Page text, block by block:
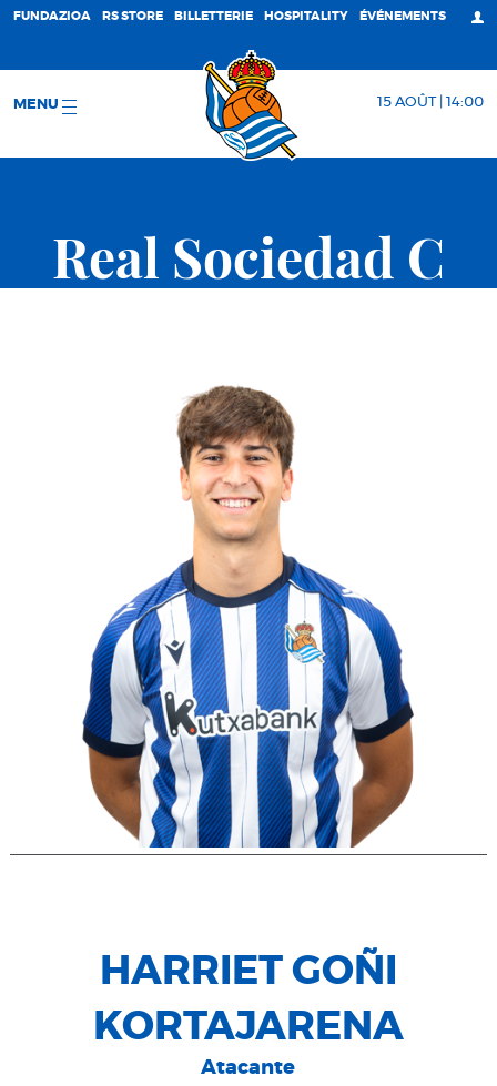
FUNDAZIOA RS STORE BILLETTERIE HOSPITALITY ÉVÉNEMENTS
MENU 15 AOÛT | 14:00
Real Sociedad C
HARRIET GOÑI
KORTAJARENA
Atacante